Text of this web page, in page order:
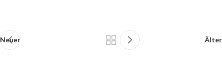
Neuer Älter